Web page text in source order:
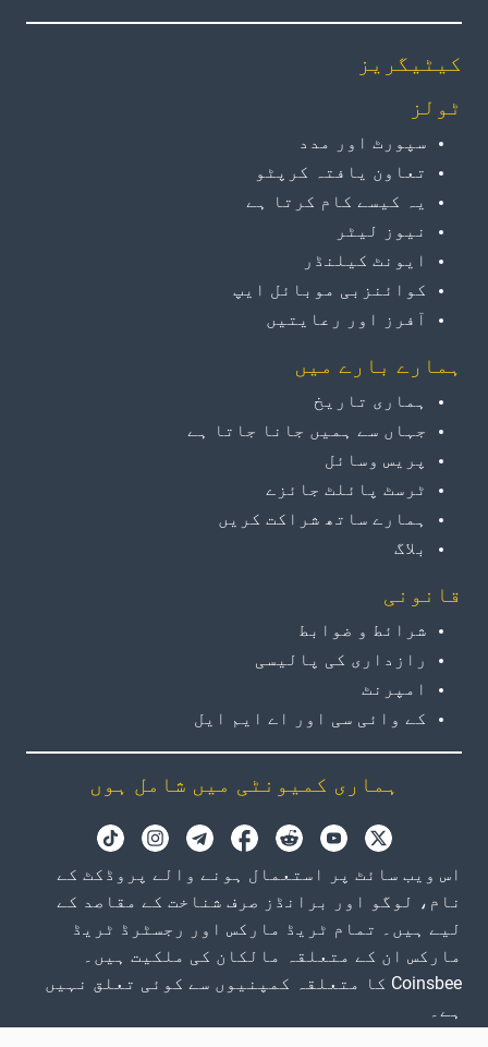
کیٹیگریز
ٹولز
سپورٹ اور مدد
تعاون یافتہ کرپٹو
یہ کیسے کام کرتا ہے
نیوز لیٹر
ایونٹ کیلنڈر
کوائنزبی موبائل ایپ
آفرز اور رعایتیں
ہمارے بارے میں
ہماری تاریخ
جہاں سے ہمیں جانا جاتا ہے
پریس وسائل
ٹرسٹ پائلٹ جائزے
ہمارے ساتھ شراکت کریں
بلاگ
قانونی
شرائط و ضوابط
رازداری کی پالیسی
امپرنٹ
کے وائی سی اور اے ایم ایل
ہماری کمیونٹی میں شامل ہوں
اس ویب سائٹ پر استعمال ہونے والے پروڈکٹ کے
نام، لوگو اور برانڈز صرف شناخت کے مقاصد کے
لیے ہیں۔ تمام ٹریڈ مارکس اور رجسٹرڈ ٹریڈ
مارکس ان کے متعلقہ مالکان کی ملکیت ہیں۔
Coinsbee کا متعلقہ کمپنیوں سے کوئی تعلق نہیں
ہے۔